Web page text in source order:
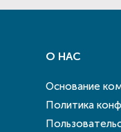
О НАС
Основание
Политика